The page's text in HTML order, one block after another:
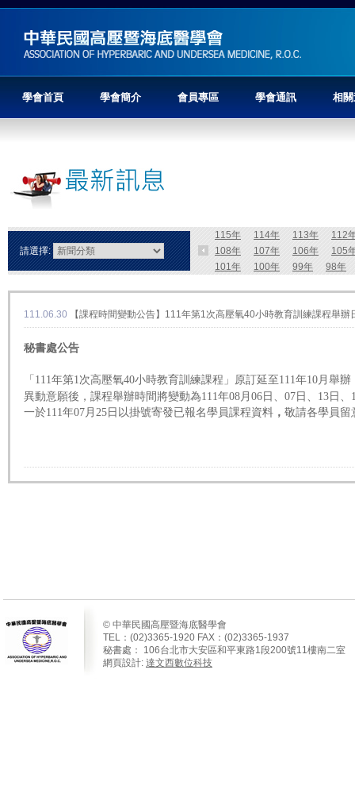
學會首頁 學會簡介 會員專區 學會通訊 相
請選擇:
115年 114年 113年
112
108年
107年 106年
105
101年
100年 99年 98年
111.06.30 【課程時間變動公告】111年第1次高壓氧40小時教育訓練課程舉辦
秘書處公告
「111年第1次高壓氧40小時教育訓練課程 」 原訂延至111年10月舉
異動意願後，課程舉辦時間將變動為111年08月06日、07日、 13 日、
一於111年07月25日以掛號寄發已報名學員課程資料 ， 敬請各學員留
© 中華民國高壓暨海底醫學會
TEL：(02)3365-1920 FAX：(02)3365-1937
秘書處：
106台北市大安區和平東路1段200號11樓南二室
網頁設計: 達文西數位科技